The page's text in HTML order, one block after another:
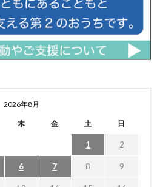
2026年8月
木 金 土 日
1 2
6 7 8 9